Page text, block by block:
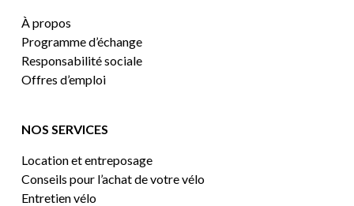
À propos
Programme d’échange
Responsabilité sociale
Offres d’emploi
NOS SERVICES
Location et entreposage
Conseils pour l’achat de votre vélo
Entretien vélo